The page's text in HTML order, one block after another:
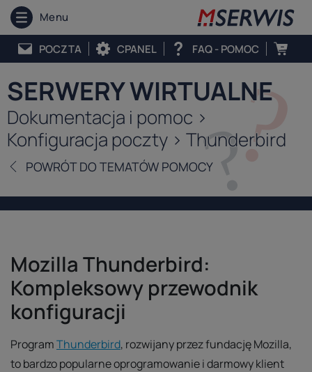
Menu
POCZTA CPANEL FAQ - POMOC
SERWERY WIRTUALNE
Dokumentacja i pomoc >
Konfiguracja poczty > Thunderbird
POWRÓT DO TEMATÓW POMOCY
Mozilla Thunderbird:
Kompleksowy przewodnik
konfiguracji
ProgramThunderbird, rozwijany przez fundację Mozilla,
to bardzo popularne oprogramowanie i darmowy klient